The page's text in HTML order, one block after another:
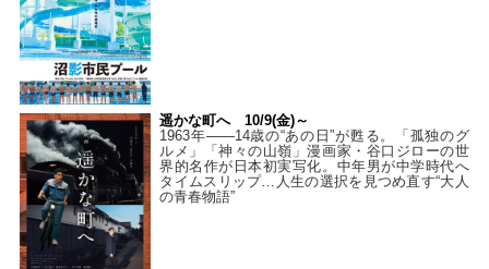
遥かな町へ 10/9(金)～
1963年――14歳の“あの日”が甦る。「孤独のグ
ルメ」「神々の山嶺」漫画家・谷口ジローの世
界的名作が日本初実写化。中年男が中学時代へ
タイムスリップ…人生の選択を見つめ直す“大人
の青春物語”